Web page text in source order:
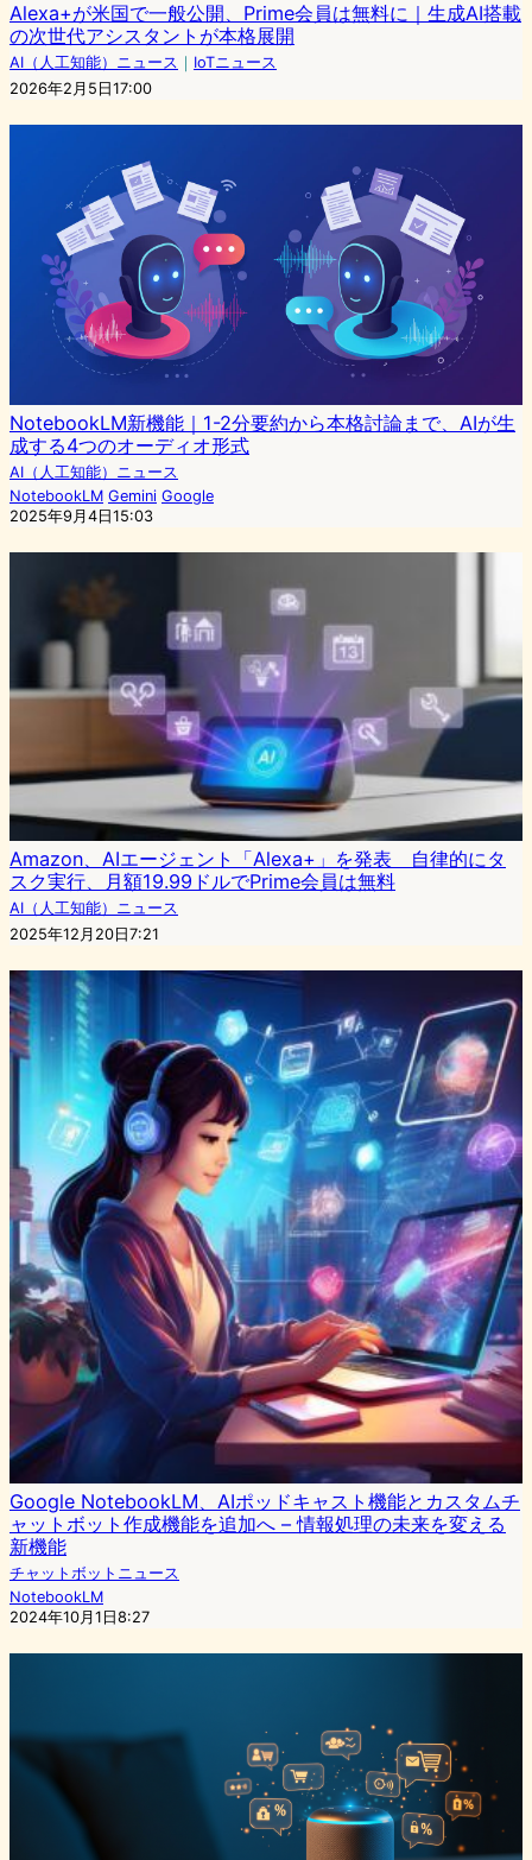
Alexa+が米国で一般公開、Prime会員は無料に｜生成AI搭載
の次世代アシスタントが本格展開
AI（人工知能）ニュース ｜ IoTニュース
2026年2月5日17:00
NotebookLM新機能｜1-2分要約から本格討論まで、AIが生
成する4つのオーディオ形式
AI（人工知能）ニュース
NotebookLM Gemini Google
2025年9月4日15:03
Amazon、AIエージェント「Alexa+」を発表 自律的にタ
スク実行、月額19.99ドルでPrime会員は無料
AI（人工知能）ニュース
2025年12月20日7:21
Google NotebookLM、AIポッドキャスト機能とカスタムチ
ャットボット作成機能を追加へ – 情報処理の未来を変える
新機能
チャットボットニュース
NotebookLM
2024年10月1日8:27